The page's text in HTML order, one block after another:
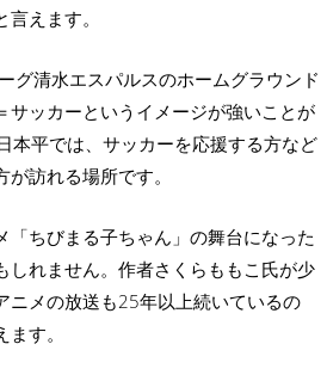
えます。
グ清水エスパルスのホームグラウンド
サッカーというイメージが強いことが
本平では、サッカーを応援する方など
訪れる場所です。
「ちびまる子ちゃん」の舞台になった
しれません。作者さくらももこ氏が少
ニメの放送も25年以上続いているの
す。